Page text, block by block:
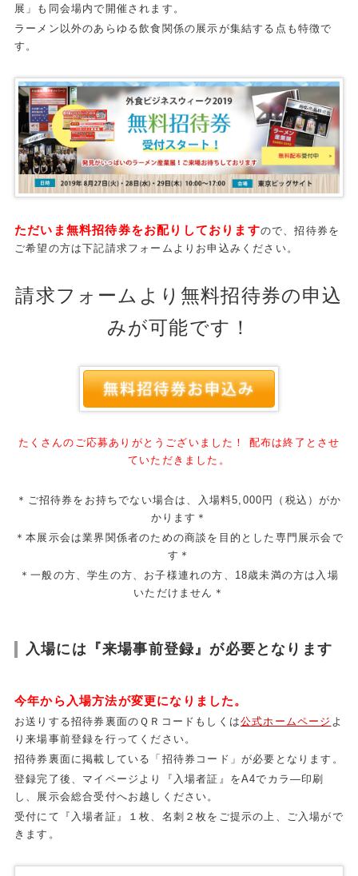
展」も同会場内で開催されます。
ラーメン以外のあらゆる飲食関係の展示が集結する点も特徴で
す。
ただいま無料招待券をお配りしておりますので、招待券を
ご希望の方は下記請求フォームよりお申込みください。
請求フォームより無料招待券の申込
みが可能です！
たくさんのご応募ありがとうございました！ 配布は終了とさせ
ていただきました。
＊ご招待券をお持ちでない場合は、入場料5,000円（税込）がか
かります＊
＊本展示会は業界関係者のための商談を目的とした専門展示会で
す＊
＊一般の方、学生の方、お子様連れの方、18歳未満の方は入場
いただけません＊
入場には『来場事前登録』が必要となります
今年から入場方法が変更になりました。
お送りする招待券裏面のＱＲコードもしくは公式ホームページ よ
り来場事前登録を行ってください。
招待券裏面に掲載している「招待券コード」が必要となります。
登録完了後、マイページより『入場者証』をA4でカラ―印刷
し、展示会総合受付へお越しください。
受付にて『入場者証』１枚、名刺２枚をご提示の上、ご入場がで
きます。